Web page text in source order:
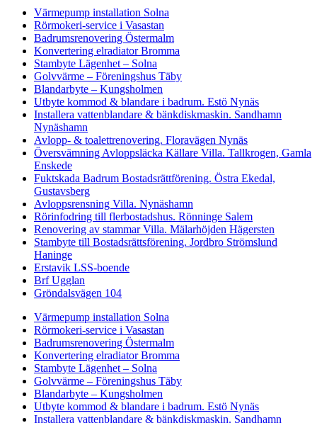
Värmepump installation Solna
Rörmokeri-service i Vasastan
Badrumsrenovering Östermalm
Konvertering elradiator Bromma
Stambyte Lägenhet – Solna
Golvvärme – Föreningshus Täby
Blandarbyte – Kungsholmen
Utbyte kommod & blandare i badrum. Estö Nynäs
Installera vattenblandare & bänkdiskmaskin. Sandhamn
Nynäshamn
Avlopp- & toalettrenovering. Floravägen Nynäs
Översvämning Avloppsläcka Källare Villa. Tallkrogen, Gamla
Enskede
Fuktskada Badrum Bostadsrättförening. Östra Ekedal,
Gustavsberg
Avloppsrensning Villa. Nynäshamn
Rörinfodring till flerbostadshus. Rönninge Salem
Renovering av stammar Villa. Mälarhöjden Hägersten
Stambyte till Bostadsrättsförening. Jordbro Strömslund
Haninge
Erstavik LSS-boende
Brf Ugglan
Gröndalsvägen 104
Värmepump installation Solna
Rörmokeri-service i Vasastan
Badrumsrenovering Östermalm
Konvertering elradiator Bromma
Stambyte Lägenhet – Solna
Golvvärme – Föreningshus Täby
Blandarbyte – Kungsholmen
Utbyte kommod & blandare i badrum. Estö Nynäs
Installera vattenblandare & bänkdiskmaskin. Sandhamn